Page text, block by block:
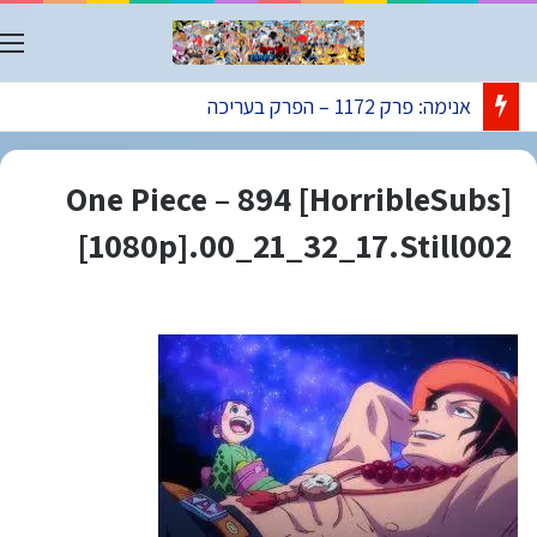
אנימה: פרק 1172 – הפרק בעריכה
[HorribleSubs] One Piece – 894
[1080p].00_21_32_17.Still002